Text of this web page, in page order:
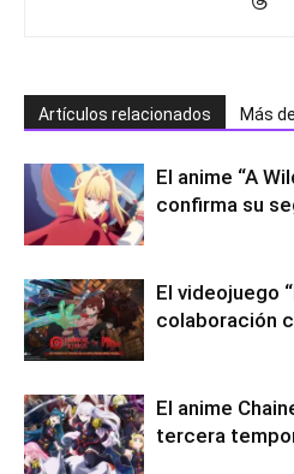
Artículos relacionados Más
El anime “A
confirma su
El videojuego
colaboración
El anime
tercera